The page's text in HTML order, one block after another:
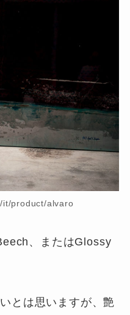
it/product/alvaro
、またはGlossy
とは思いますが、艶